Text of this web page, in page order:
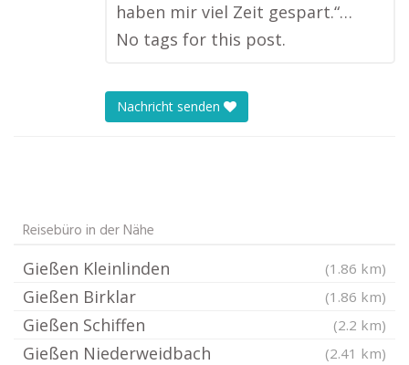
haben mir viel Zeit gespart.“…
No tags for this post.
Nachricht senden
Reisebüro in der Nähe
Gießen Kleinlinden (1.86 km)
Gießen Birklar (1.86 km)
Gießen Schiffen (2.2 km)
Gießen Niederweidbach (2.41 km)